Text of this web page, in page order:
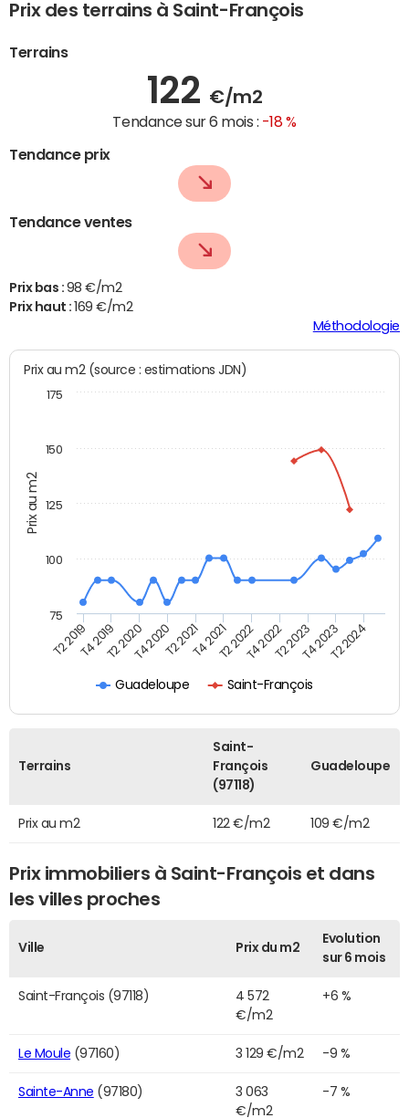
Prix des terrains à Saint-François
Terrains
122 €/m2
Tendance sur 6 mois : -18 %
Tendance prix
Tendance ventes
Prix bas : 98 €/m2
Prix haut : 169 €/m2
Méthodologie
Prix au m2
Prix au m2 (source : estimations JDN)
Guadeloupe Saint-François
T2 2019T4 2019T2 2020T4 2020T2 2021T4 2021T2 2022T4 2022T2 2023T4 2023T2 2024
100
75
125
150
175
Terrains
Saint-
François
(97118)
Guadeloupe
Prix au m2 122 €/m2 109 €/m2
Prix immobiliers à Saint-François et dans
les villes proches
Ville Prix du m2
Evolution
sur 6 mois
Saint-François (97118)
4 572
€/m2
+6 %
Le Moule (97160) 3 129 €/m2 -9 %
Sainte-Anne (97180)
3 063
€/m2
-7 %